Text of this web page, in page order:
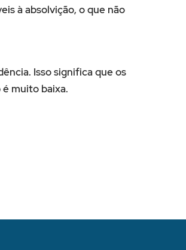
à absolvição, o que não
Isso significa que os
muito baixa.